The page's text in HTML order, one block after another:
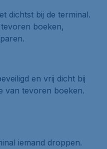
dichtst bij de terminal.
boeken,
en vrij dicht bij
van tevoren boeken.
iemand droppen.